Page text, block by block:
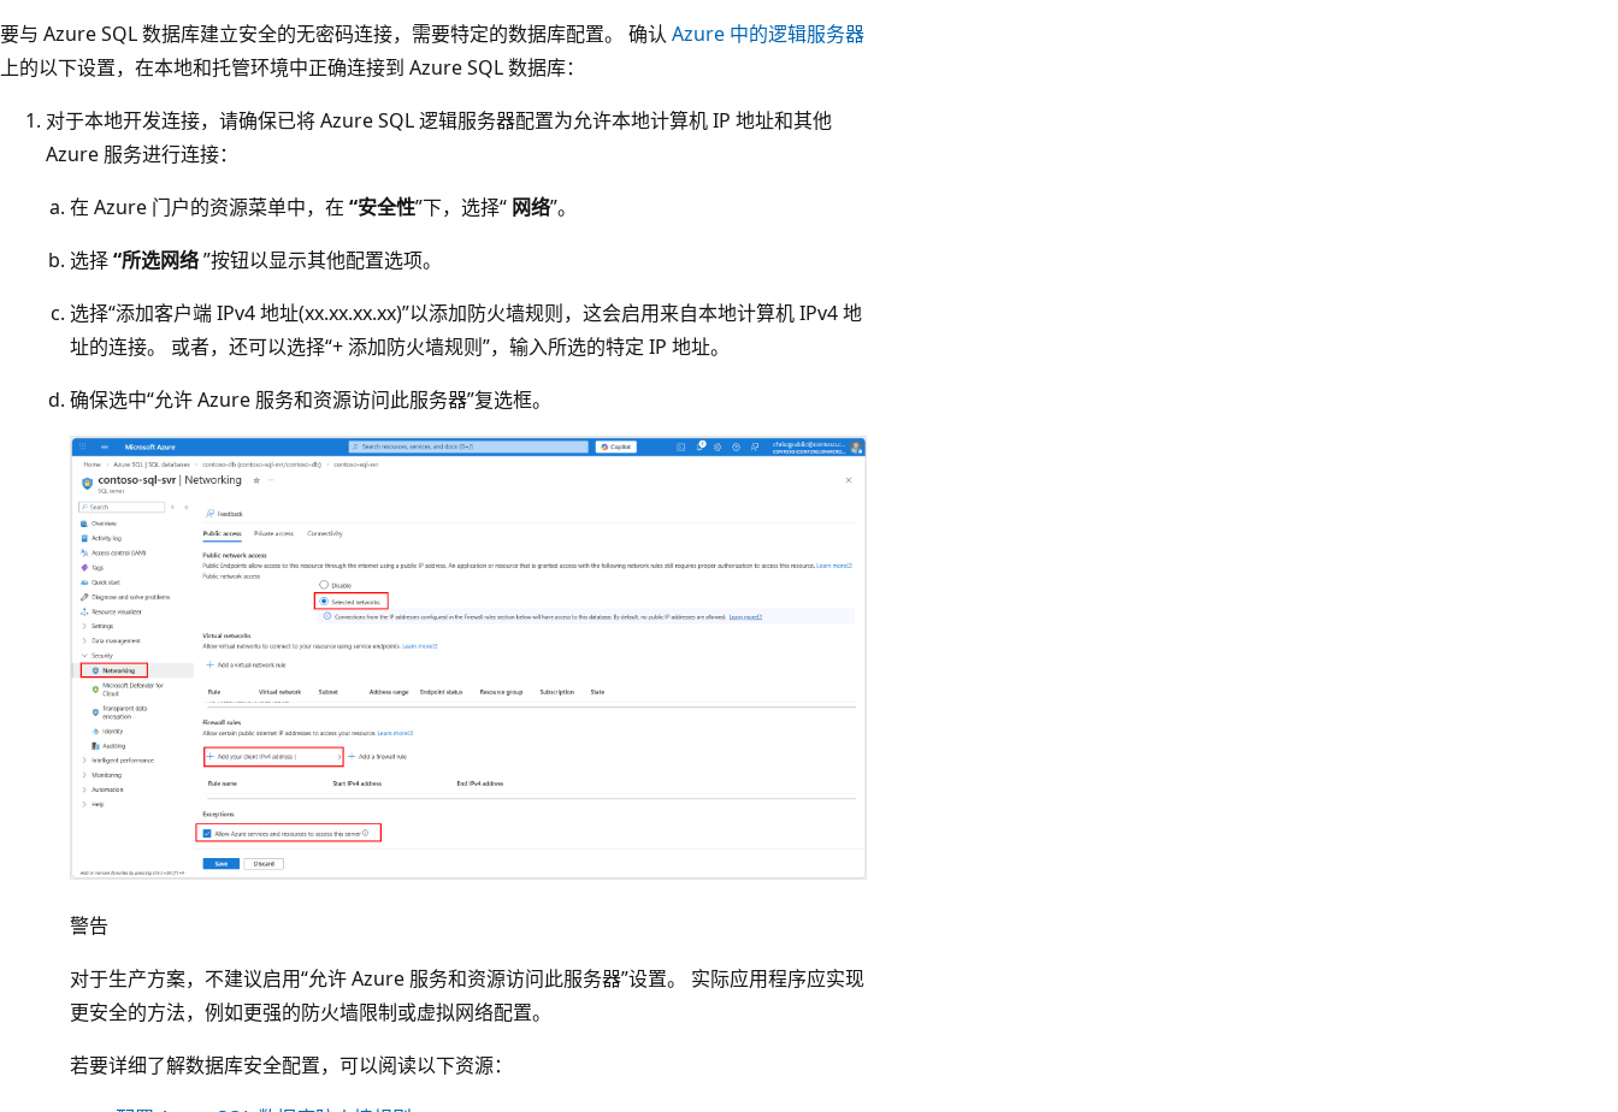
要与 Azure SQL 数据库建立安全的无密码连接，需要特定的数据库配置。 确认 Azure 中的逻辑服务器
上的以下设置，在本地和托管环境中正确连接到 Azure SQL 数据库：
对于本地开发连接，请确保已将 Azure SQL 逻辑服务器配置为允许本地计算机 IP 地址和其他
Azure 服务进行连接：
在 Azure 门户的资源菜单中，在 “安全性”下，选择“ 网络”。
选择“所选网络”按钮以显示其他配置选项。
选择“添加客户端 IPv4 地址(xx.xx.xx.xx)”以添加防火墙规则，这会启用来自本地计算机 IPv4 地
址的连接。
或者，还可以选择“+ 添加防火墙规则”，输入所选的特定 IP 地址。
确保选中“允许 Azure 服务和资源访问此服务器”复选框。
警告
对于生产方案，不建议启用“允许 Azure 服务和资源访问此服务器”设置。
实际应用程序应实现
更安全的方法，例如更强的防火墙限制或虚拟网络配置。
若要详细了解数据库安全配置，可以阅读以下资源：